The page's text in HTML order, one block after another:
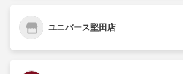
ユニバース堅田店